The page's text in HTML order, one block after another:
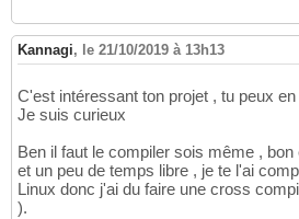
Kannagi, le 21/10/2019 à 13h13
C'est intéressant ton projet , tu peux
Je suis curieux
Ben il faut le compiler sois même ,
et un peu de temps libre , je te l'ai
Linux donc j'ai du faire une cross
).